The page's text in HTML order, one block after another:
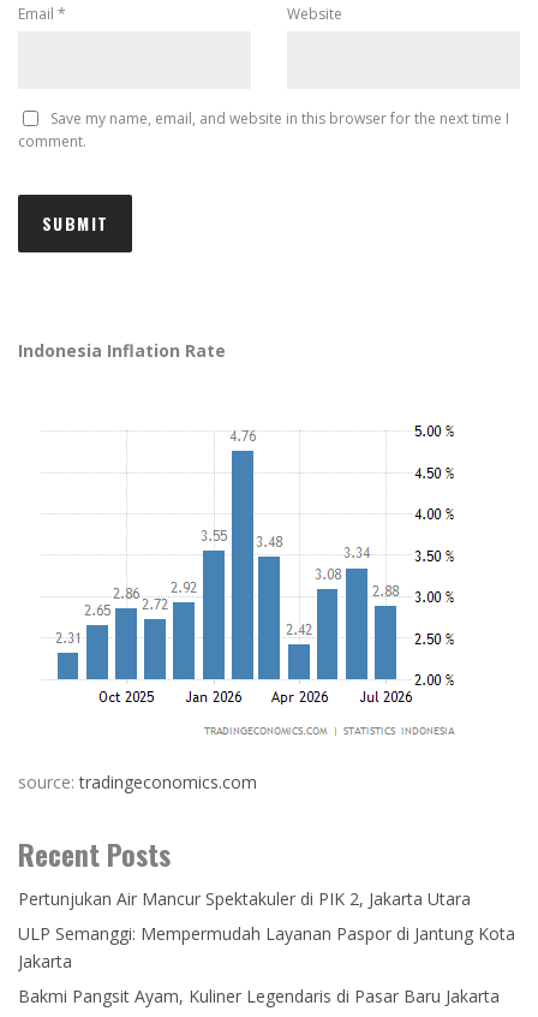
Email * Website
Save my name, email, and website in this browser for the next time I
comment.
Indonesia Inflation Rate
source:tradingeconomics.com
Recent Posts
Pertunjukan Air Mancur Spektakuler di PIK 2, Jakarta Utara
ULP Semanggi: Mempermudah Layanan Paspor di Jantung Kota
Jakarta
Bakmi Pangsit Ayam, Kuliner Legendaris di Pasar Baru Jakarta